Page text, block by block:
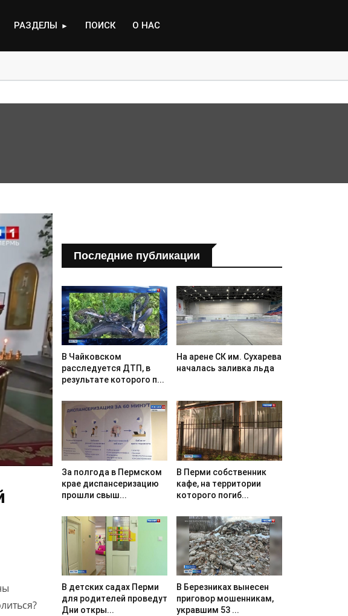
РАЗДЕЛЫ ► ПОИСК О НАС
помощь пострадавшим от паводка
Последние публикации
В Чайковском
расследуется ДТП, в
результате которого п...
На арене СК им. Сухарева
началась заливка льда
За полгода в Пермском
крае диспансеризацию
прошли свыш...
В Перми собственник
кафе, на территории
которого погиб...
В детских садах Перми
для родителей проведут
Дни откры...
В Березниках вынесен
приговор мошенникам,
укравшим 53 ...